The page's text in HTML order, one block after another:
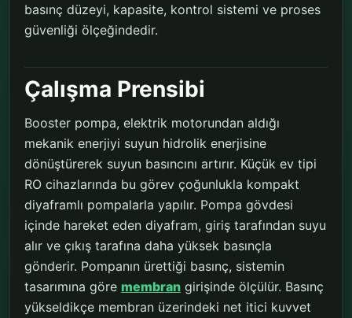
basınç düzeyi, kapasite, kontrol sistemi ve proses
güvenliği ölçeğindedir.
Çalışma Prensibi
Booster pompa, elektrik motorundan aldığı
mekanik enerjiyi suyun hidrolik enerjisine
dönüştürerek suyun basıncını artırır. Küçük ev tipi
RO cihazlarında bu görev çoğunlukla kompakt
diyaframlı pompalarla yapılır. Pompa gövdesi
içinde hareket eden diyafram, giriş tarafından suyu
alır ve çıkış tarafına daha yüksek basınçla
gönderir. Pompanın ürettiği basınç, sistemin
tasarımına göre membran girişinde ölçülür. Basınç
yükseldikçe membran üzerindeki net itici kuvvet